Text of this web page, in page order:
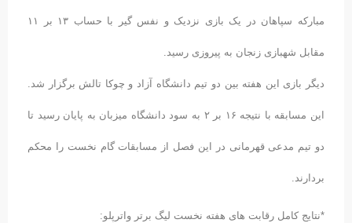
مبارکه سپاهان در یک بازی نزدیک و نفس گیر با حساب ۱۳ بر ۱۱
مقابل شهبازی زنجان به پیروزی رسید.
دیگر بازی این هفته بین دو تیم دانشگاه آزاد و چوکا تالش برگزار شد.
این مسابقه با نتیجه ۱۶ بر ۲ به سود دانشگاه میزبان به پایان رسید تا
دو تیم مدعی قهرمانی در این فصل از مسابقات گام نخست را محکم
بردارند.
*نتایج کامل رقابت های هفته نخست لیگ برتر واترپلو: